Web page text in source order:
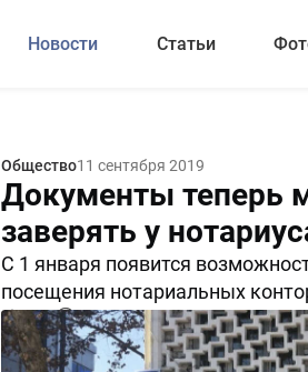
Новости Статьи
Общество11 сентября 2019
Документы теперь
заверять у
С 1 января появится
посещения нотариальных
5439 0